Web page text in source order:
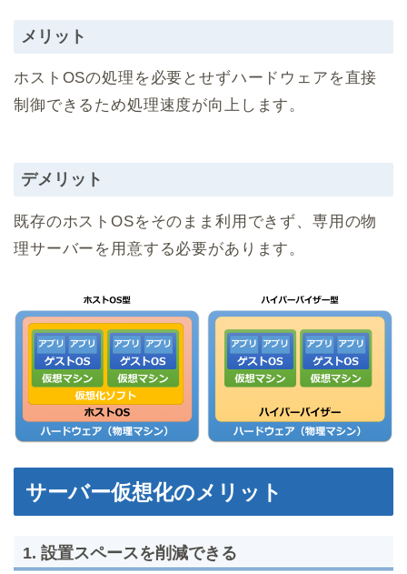
メリット
ホストOSの処理を必要とせずハードウェアを直接
制御できるため処理速度が向上します。
デメリット
既存のホストOSをそのまま利用できず、専用の物
理サーバーを用意する必要があります。
サーバー仮想化のメリット
1. 設置スペースを削減できる